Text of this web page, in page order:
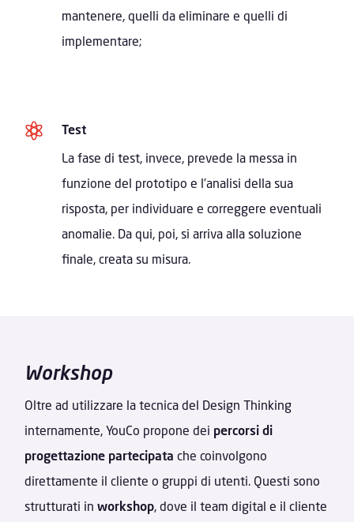
mantenere, quelli da eliminare e quelli di
implementare;

Test
La fase di test, invece, prevede la messa in
funzione del prototipo e l’analisi della sua
risposta, per individuare e correggere eventuali
anomalie. Da qui, poi, si arriva alla soluzione
finale, creata su misura.
Workshop
Oltre ad utilizzare la tecnica del Design Thinking
internamente, YouCo propone dei percorsi di
progettazione partecipata che coinvolgono
direttamente il cliente o gruppi di utenti. Questi sono
strutturati inworkshop , dove il team digital e il cliente